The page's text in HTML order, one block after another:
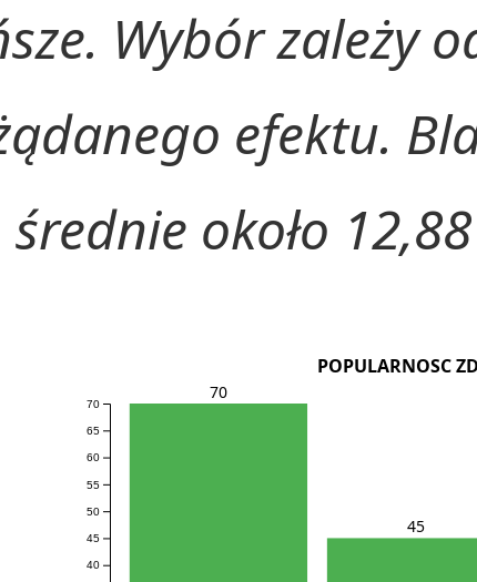
Wybór zależy
efektu.
średnie około
POPULARNOSC
40
45
50
55
60
65
70
70
45